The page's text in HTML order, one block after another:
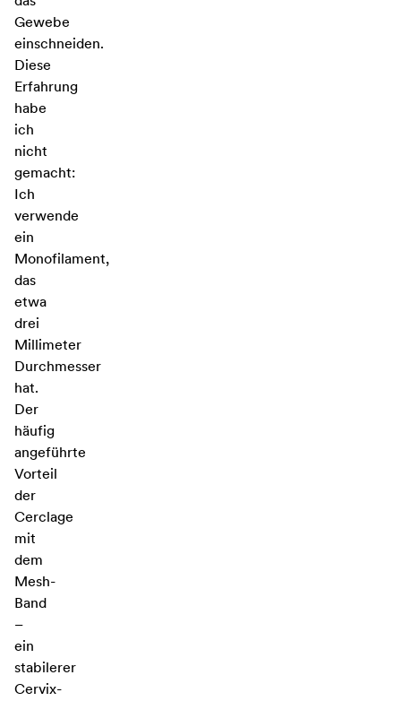
Gewebe
einschneiden.
Diese
Erfahrung
habe
ich
nicht
gemacht:
Ich
verwende
ein
Monofilament,
das
etwa
drei
Millimeter
Durchmesser
hat.
Der
häufig
angeführte
Vorteil
der
Cerclage
mit
dem
Mesh-
Band
–
ein
stabilerer
Cervix-